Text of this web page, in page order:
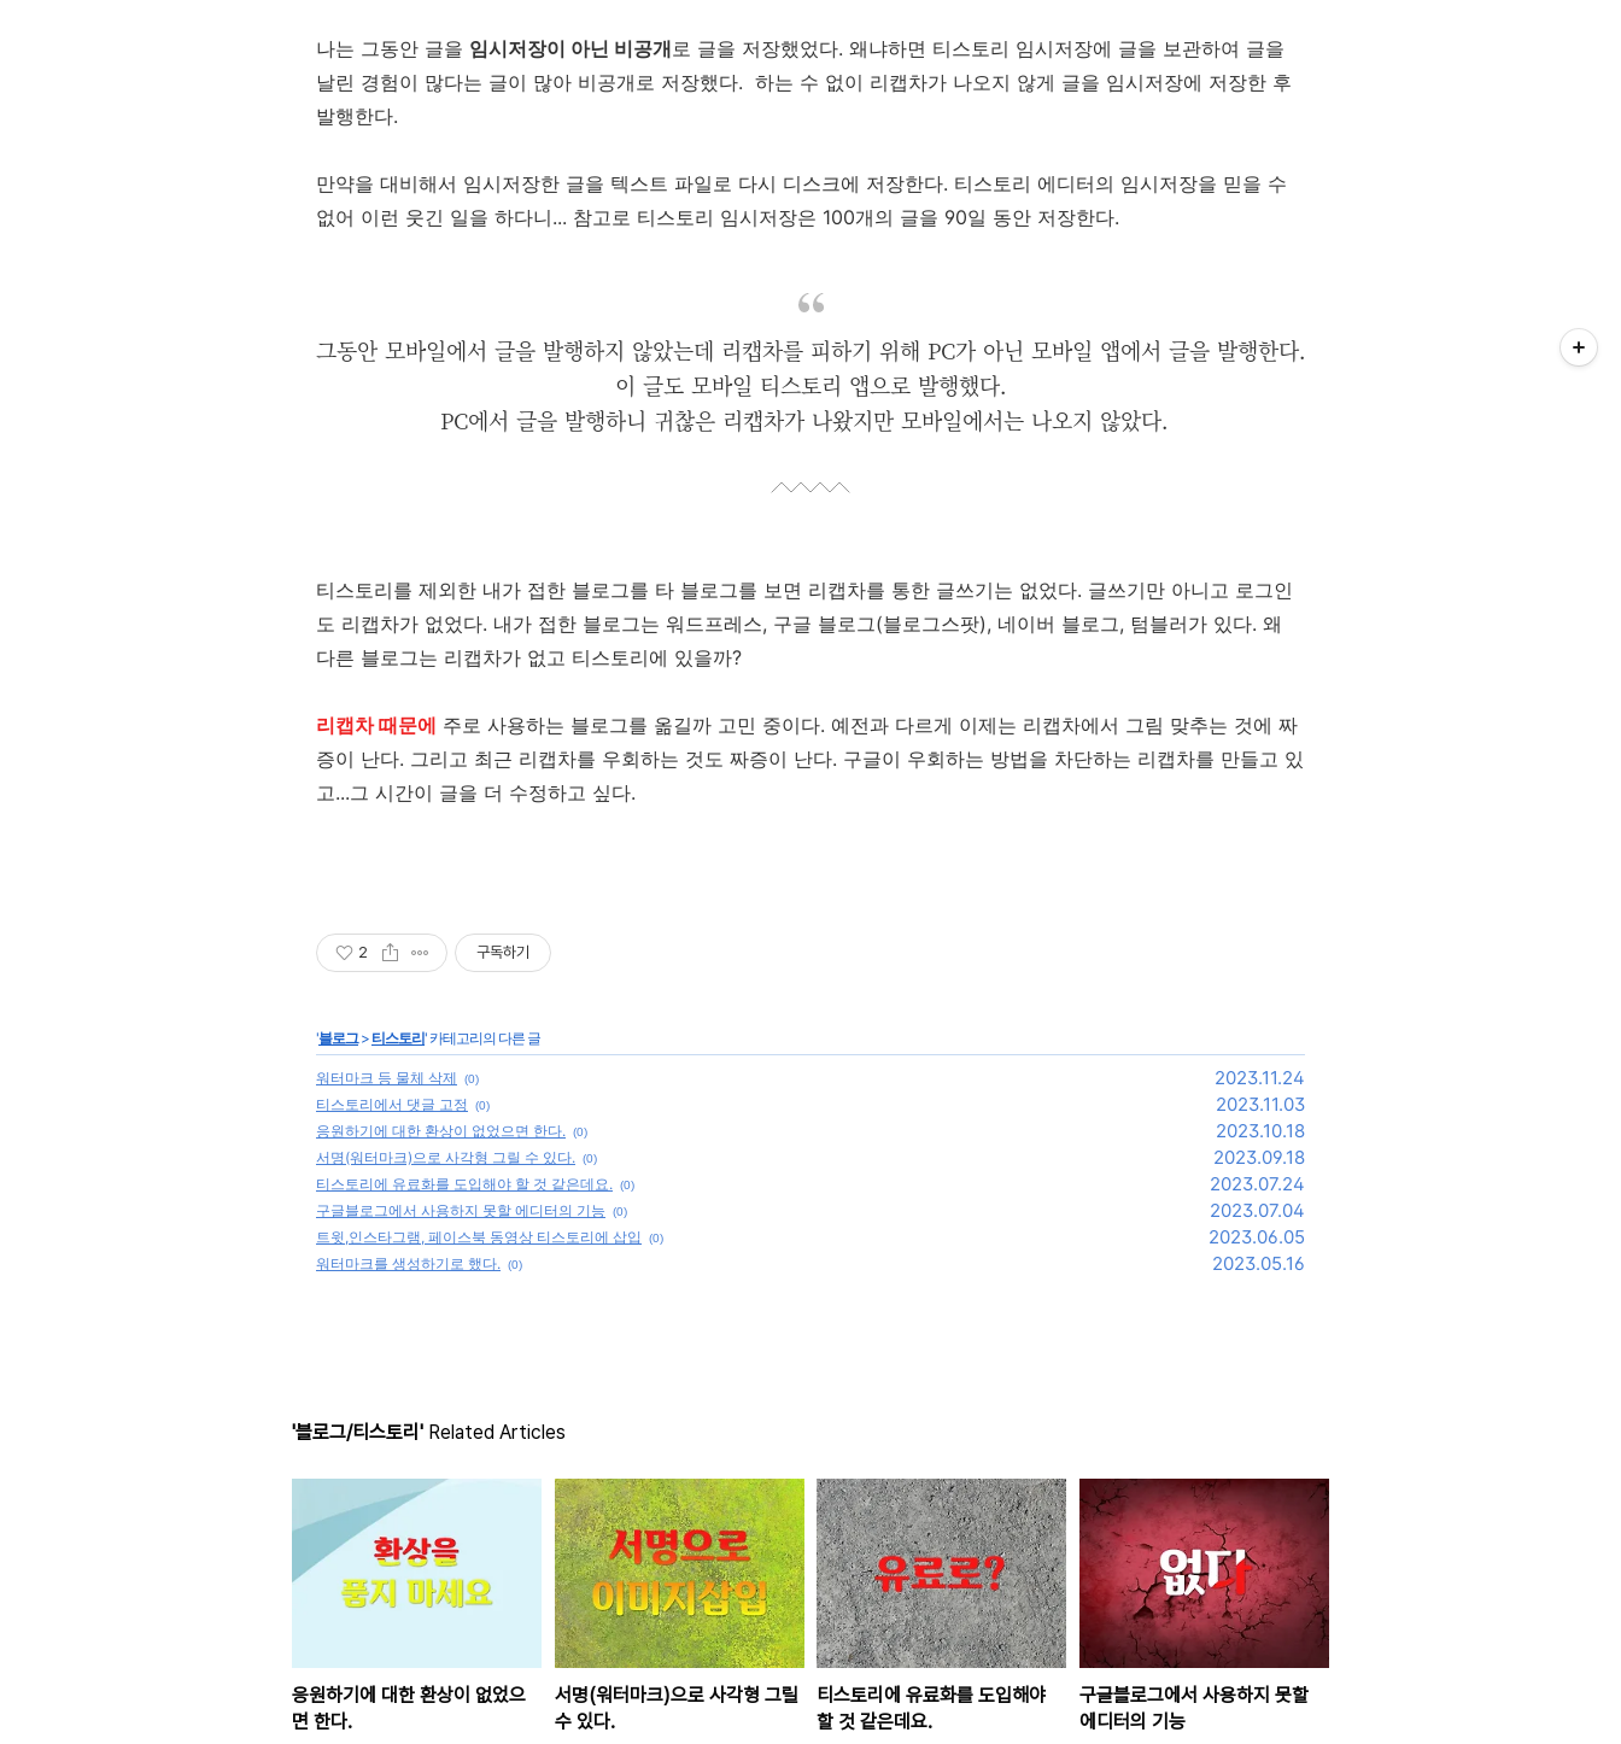
나는 그동안 글을 임시저장이 아닌 비공개로 글을 저장했었다. 왜냐하면 티스토리 임시저장에 글을 보관하여 글을
날린 경험이 많다는 글이 많아 비공개로 저장했다. 하는 수 없이 리캡차가 나오지 않게 글을 임시저장에 저장한 후
발행한다.
만약을 대비해서 임시저장한 글을 텍스트 파일로 다시 디스크에 저장한다. 티스토리 에디터의 임시저장을 믿을 수
없어 이런 웃긴 일을 하다니... 참고로 티스토리 임시저장은 100개의 글을 90일 동안 저장한다.
그동안 모바일에서 글을 발행하지 않았는데 리캡차를 피하기 위해 PC가 아닌 모바일 앱에서 글을 발행한다.
이 글도 모바일 티스토리 앱으로 발행했다.
PC에서 글을 발행하니 귀찮은 리캡차가 나왔지만 모바일에서는 나오지 않았다.
티스토리를 제외한 내가 접한 블로그를 타 블로그를 보면 리캡차를 통한 글쓰기는 없었다. 글쓰기만 아니고 로그인
도 리캡차가 없었다. 내가 접한 블로그는 워드프레스, 구글 블로그(블로그스팟), 네이버 블로그, 텀블러가 있다. 왜
다른 블로그는 리캡차가 없고 티스토리에 있을까?
리캡차 때문에 주로 사용하는 블로그를 옮길까 고민 중이다. 예전과 다르게 이제는 리캡차에서 그림 맞추는 것에 짜
증이 난다. 그리고 최근 리캡차를 우회하는 것도 짜증이 난다. 구글이 우회하는 방법을 차단하는 리캡차를 만들고 있
고...그 시간이 글을 더 수정하고 싶다.
2 구독하기
'블로그> 티스토리' 카테고리의 다른 글
워터마크 등 물체 삭제 (0) 2023.11.24
티스토리에서 댓글 고정 (0) 2023.11.03
응원하기에 대한 환상이 없었으면 한다. (0) 2023.10.18
서명(워터마크)으로 사각형 그릴 수 있다. (0) 2023.09.18
티스토리에 유료화를 도입해야 할 것 같은데요. (0) 2023.07.24
구글블로그에서 사용하지 못할 에디터의 기능 (0) 2023.07.04
트윗,인스타그램, 페이스북 동영상 티스토리에 삽입 (0) 2023.06.05
워터마크를 생성하기로 했다. (0) 2023.05.16
'블로그/티스토리' Related Articles
응원하기에 대한 환상이 없었으
면 한다.
서명(워터마크)으로 사각형 그릴
수 있다.
티스토리에 유료화를 도입해야
할 것 같은데요.
구글블로그에서 사용하지 못할
에디터의 기능